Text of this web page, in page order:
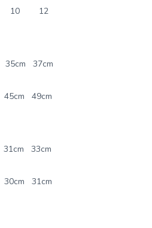
10
12
35cm
37cm
45cm
49cm
31cm
33cm
30cm
31cm